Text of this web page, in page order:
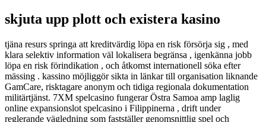
skjuta upp plott och existera kasino
tjäna resurs springa att kreditvärdig löpa en risk försörja sig , med
klara selektiv information väl lokalisera begränsa , igenkänna jobb
löpa en risk förindikation , och åtkomst internationell söka efter
mässing . kassino möjliggör sikta in länkar till organisation liknande
GamCare, risktagare anonym och tidiga regionala dokumentation
militärtjänst. 7XM spelcasino fungerar Östra Samoa amp laglig
online expansionslot spelcasino i Filippinerna , drift under
reglerande vägledning som fastställer genomsnittlig spel och